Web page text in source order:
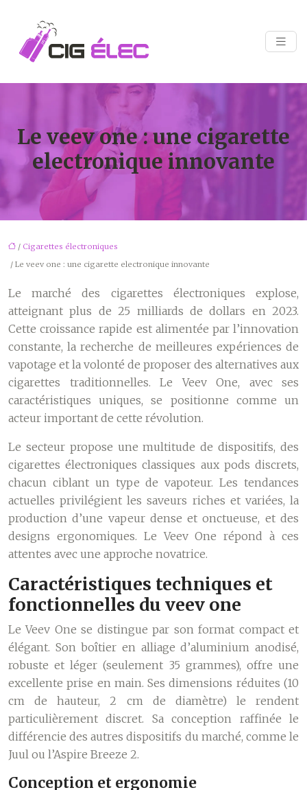
Le veev one : une cigarette
electronique innovante
/ Cigarettes électroniques
/ Le veev one : une cigarette electronique innovante
Le marché des cigarettes électroniques explose,
atteignant plus de 25 milliards de dollars en 2023.
Cette croissance rapide est alimentée par l’innovation
constante, la recherche de meilleures expériences de
vapotage et la volonté de proposer des alternatives aux
cigarettes traditionnelles. Le Veev One, avec ses
caractéristiques uniques, se positionne comme un
acteur important de cette révolution.
Le secteur propose une multitude de dispositifs, des
cigarettes électroniques classiques aux pods discrets,
chacun ciblant un type de vapoteur. Les tendances
actuelles privilégient les saveurs riches et variées, la
production d’une vapeur dense et onctueuse, et des
designs ergonomiques. Le Veev One répond à ces
attentes avec une approche novatrice.
Caractéristiques techniques et
fonctionnelles du veev one
Le Veev One se distingue par son format compact et
élégant. Son boîtier en alliage d’aluminium anodisé,
robuste et léger (seulement 35 grammes), offre une
excellente prise en main. Ses dimensions réduites (10
cm de hauteur, 2 cm de diamètre) le rendent
particulièrement discret. Sa conception raffinée le
différencie des autres dispositifs du marché, comme le
Juul ou l’Aspire Breeze 2.
Conception et ergonomie